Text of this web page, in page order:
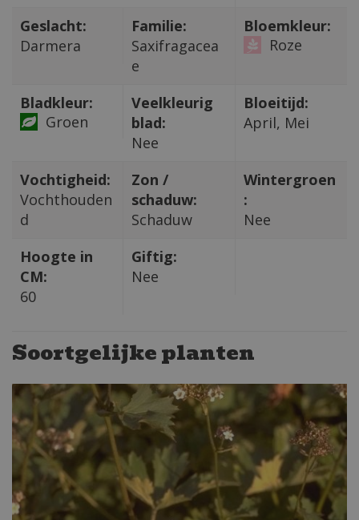
Geslacht:
Darmera
Familie:
Saxifragacea
e
Bloemkleur:
Roze
Bladkleur:
Groen
Veelkleurig
blad:
Nee
Bloeitijd:
April, Mei
Vochtigheid:
Vochthouden
d
Zon /
schaduw:
Schaduw
Wintergroen
:
Nee
Hoogte in
CM:
60
Giftig:
Nee
Soortgelijke planten